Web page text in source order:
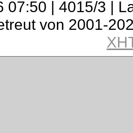
07:50 | 4015/3 |
von 2001-